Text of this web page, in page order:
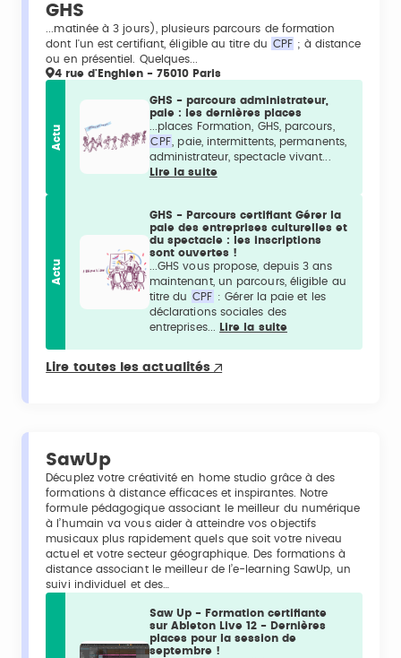
GHS
...matinée à 3 jours), plusieurs parcours de formation
dont l'un est certifiant, éligible au titre du CPF ; à distance
ou en présentiel. Quelques...
4 rue d'Enghien - 75010 Paris
Actu
GHS - parcours administrateur,
paie : les dernières places
...places Formation, GHS, parcours,
CPF
, paie, intermittents, permanents,
administrateur, spectacle vivant...
Lire la suite
Actu
GHS - Parcours certifiant Gérer la
paie des entreprises culturelles et
du spectacle : les inscriptions
sont ouvertes !
...GHS vous propose, depuis 3 ans
maintenant, un parcours, éligible au
titre du CPF : Gérer la paie et les
déclarations sociales des
entreprises...
Lire la suite
Lire toutes les actualités
SawUp
Décuplez votre créativité en home studio grâce à des
formations à distance efficaces et inspirantes. Notre
formule pédagogique associant le meilleur du numérique
à l’humain va vous aider à atteindre vos objectifs
musicaux plus rapidement quels que soit votre niveau
actuel et votre secteur géographique. Des formations à
distance associant le meilleur de l’e-learning SawUp, un
suivi individuel et des…
Saw Up - Formation certifiante
sur Ableton Live 12 - Dernières
places pour la session de
septembre !